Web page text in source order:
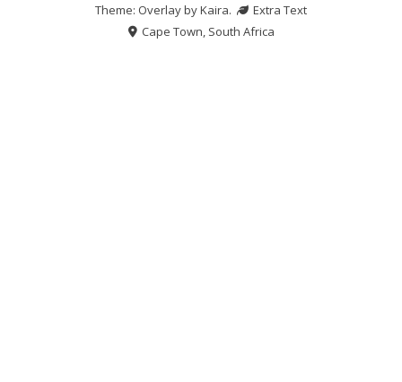
Theme: Overlay byKaira.
Extra Text
Cape Town, South Africa